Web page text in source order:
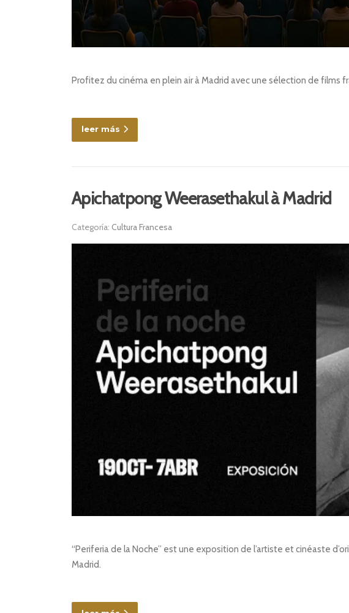
Profitez du cinéma en plein air à Madrid avec une sélection de films
leer más
Apichatpong Weerasethakul à Madrid
Categoría: Cultura Francesa
“Periferia de la Noche” est une exposition de l’artiste et cinéaste
Madrid.